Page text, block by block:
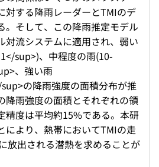
対する降雨レーダーとTMIのデ
。そして、この降雨推定モデル
対流システムに適用され、弱い
sup>)、中程度の雨(10-
、強い雨
の降雨強度の面積分布が推
降雨強度の面積とそれぞれの領
精度は平均約15%である。本研
により、熱帯においてTMIの走
放出される潜熱を求めることが